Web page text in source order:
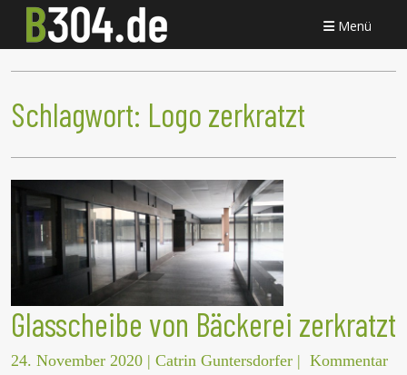
Menü
Schlagwort: Logo zerkratzt
Glasscheibe von Bäckerei zerkratzt
24. November 2020 | Catrin Guntersdorfer | Kommentar